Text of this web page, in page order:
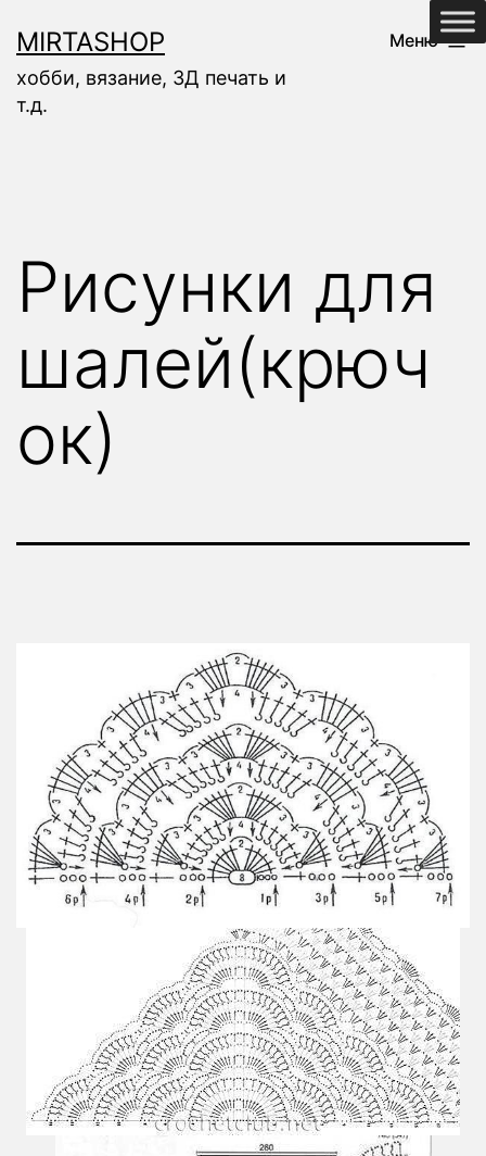
содержимому
MIRTASHOP
хобби, вязание, 3Д печать и
т.д.
Меню
Рисунки для
шалей(крюч
ок)